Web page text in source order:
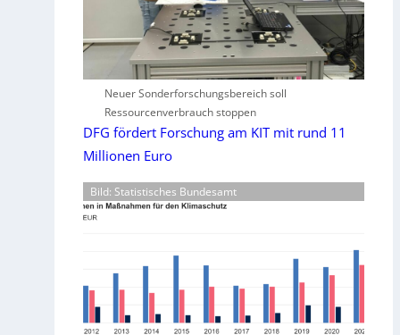
Neuer Sonderforschungsbereich soll
Ressourcenverbrauch stoppen
DFG fördert Forschung am KIT mit rund 11
Millionen Euro
Bild: Statistisches Bundesamt